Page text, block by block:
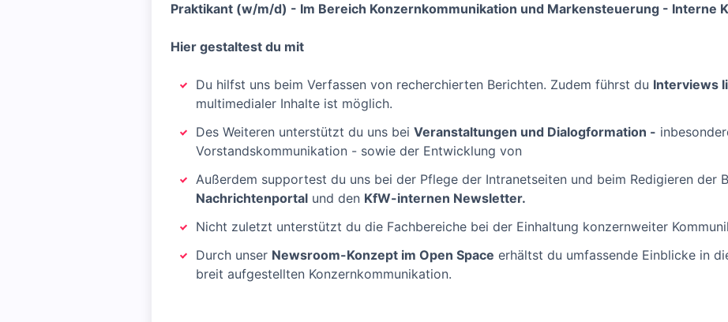
Praktikant (w/m/d) - Im Bereich Konzernkommunikation und Markensteuerung - Interne
Hier gestaltest du mit
Du hilfst uns beim Verfassen von recherchierten Berichten. Zudem führst du Interviews
multimedialer Inhalte ist möglich.
Des Weiteren unterstützt du uns bei Veranstaltungen und Dialogformation -
Vorstandskommunikation - sowie der Entwicklung von
Außerdem supportest du uns bei der Pflege der Intranetseiten und beim Redigieren der
Nachrichtenportal und den KfW-internen Newsletter.
Nicht zuletzt unterstützt du die Fachbereiche bei der Einhaltung konzernweiter
Durch unser Newsroom-Konzept im Open Space erhältst du umfassende Einblicke in
breit aufgestellten Konzernkommunikation.